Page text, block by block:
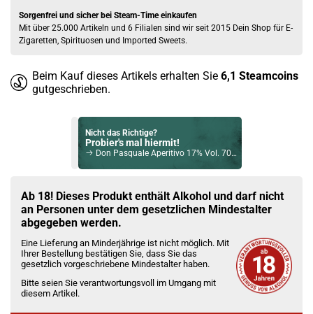
Sorgenfrei und sicher bei Steam-Time einkaufen
Mit über 25.000 Artikeln und 6 Filialen sind wir seit 2015 Dein Shop für E-
Zigaretten, Spirituosen und Imported Sweets.
Beim Kauf dieses Artikels erhalten Sie 6,1 Steamcoins
gutgeschrieben.
Nicht das Richtige?
Probier's mal hiermit!
Don Pasquale Aperitivo 17% Vol. 700ml
Check das mal!
Glenallachie Bourbon Cask Whisky G&M Discovery 14 Jahre 43% Vol. 700ml
Du willst Kröten sparen?
Schau mal hier!
Ijoy Luna 1,4ml 350mAh Pod System Kit Grün
Ab 18! Dieses Produkt enthält Alkohol und darf nicht
an Personen unter dem gesetzlichen Mindestalter
abgegeben werden.
Eine Lieferung an Minderjährige ist nicht möglich. Mit
Ihrer Bestellung bestätigen Sie, dass Sie das
gesetzlich vorgeschriebene Mindestalter haben.
Bitte seien Sie verantwortungsvoll im Umgang mit
diesem Artikel.